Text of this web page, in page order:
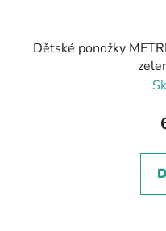
Dětské ponožky